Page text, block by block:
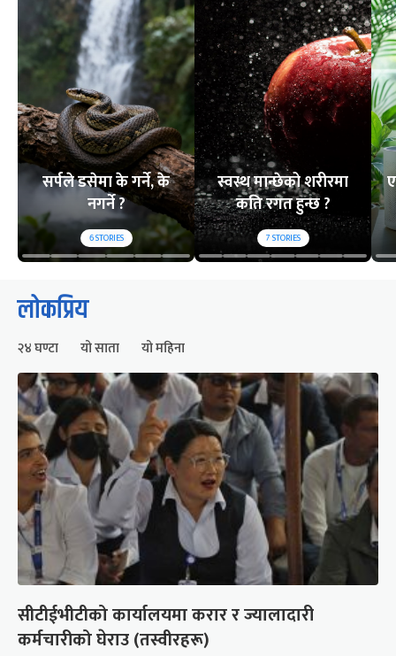
सर्पले डसेमा के गर्ने, के
नगर्ने ?
6STORIES
स्वस्थ मान्छेको शरीरमा
कति रगत हुन्छ ?
7STORIES
लोकप्रिय
२४ घण्टा यो साता यो महिना
सीटीईभीटीको कार्यालयमा करार र ज्यालादारी
कर्मचारीको घेराउ (तस्वीरहरू)